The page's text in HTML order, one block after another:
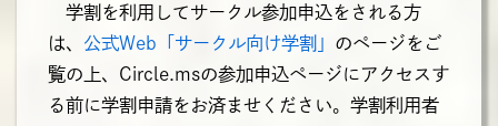
学割を利用してサークル参加申込をされる方
は、 公式Web「サークル向け学割」 のページをご
覧の上、Circle.msの参加申込ページにアクセスす
る前に学割申請をお済ませください。学割利用者